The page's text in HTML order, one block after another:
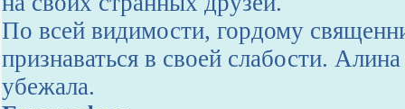
По всей видимости, гордому
признаваться в своей слабости.
убежала.